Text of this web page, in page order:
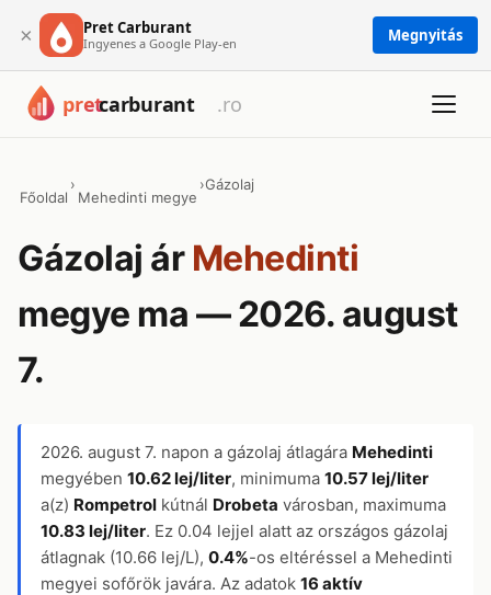
× Pret Carburant
Ingyenes a Google Play-en Megnyitás
Főoldal
›
Mehedinti megye
›Gázolaj
Gázolaj ár Mehedinti
megye ma — 2026. august
7.
2026. august 7. napon a gázolaj átlagára Mehedinti
megyében 10.62 lej/liter, minimuma 10.57 lej/liter
a(z) Rompetrol kútnál Drobeta városban, maximuma
10.83 lej/liter. Ez 0.04 lejjel alatt az országos gázolaj
átlagnak (10.66 lej/L), 0.4%-os eltéréssel a Mehedinti
megyei sofőrök javára. Az adatok 16 aktív